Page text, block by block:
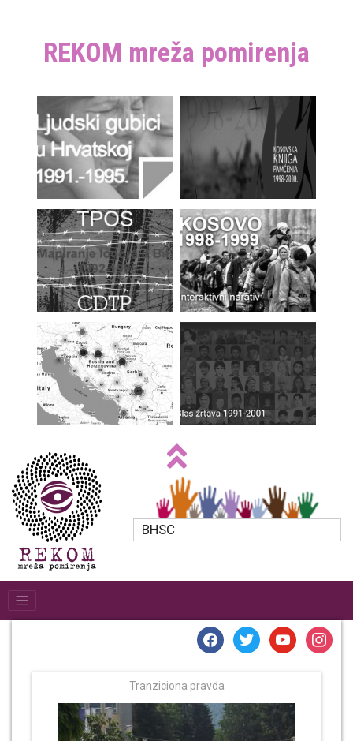
REKOM mreža pomirenja
BHSC
Tranziciona pravda
facebooktwitteryoutube